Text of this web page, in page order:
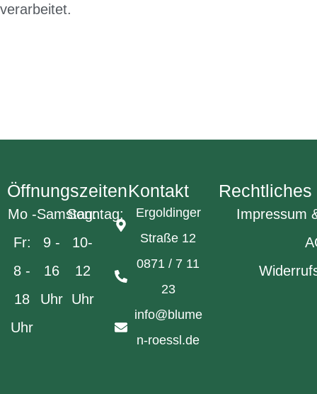
verarbeitet.
Öffnungszeiten
Mo -
Fr:
8 -
18
Uhr
Samstag:
9 -
16
Uhr
Sonntag:
10-
12
Uhr
Kontakt
Ergoldinger
Straße 12
0871 / 7 11
23
info@blume
n-roessl.de
Rechtliches
Impressum